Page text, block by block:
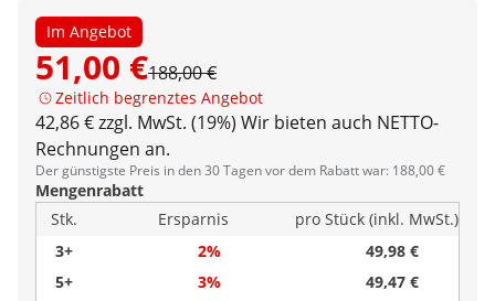
Im Angebot
51,00 €188,00 €
Zeitlich begrenztes Angebot
42,86 € zzgl. MwSt. (19%) Wir bieten auch NETTO-
Rechnungen an.
Der günstigste Preis in den 30 Tagen vor dem Rabatt war: 188,00 €
Mengenrabatt
Stk.
Ersparnis
pro Stück (inkl. MwSt.)
3+
2%
49,98 €
5+
3%
49,47 €